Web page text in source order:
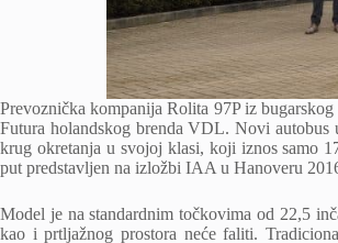
Prevoznička kompanija Rolita 97P iz
Futura holandskog brenda VDL. Novi
krug okretanja u svojoj klasi, koji iznos samo
put predstavljen na izložbi IAA u Hanoveru
Model je na standardnim točkovima od 22,5
kao i prtljažnog prostora neće faliti.